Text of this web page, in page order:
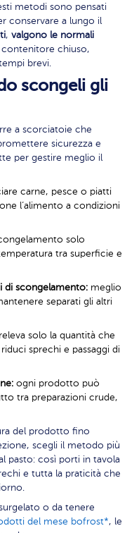
metodi sono pensati
conservare a lungo il
, valgono le normali
contenitore chiuso,
brevi.
scongeli gli
a scorciatoie che
sicurezza e
per gestire meglio il
carne, pesce o piatti
l’alimento a condizioni
solo
tra superficie e
di scongelamento: meglio
separati gli altri
solo la quantità che
sprechi e passaggi di
ogni prodotto può
tra preparazioni crude,
del prodotto fino
scegli il metodo più
pasto: così porti in tavola
e tutta la praticità che
o da tenere
del mese bofrost*, le